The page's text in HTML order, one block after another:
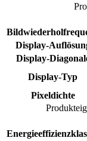
Display-
Display-
Display-Typ
Pixeldichte